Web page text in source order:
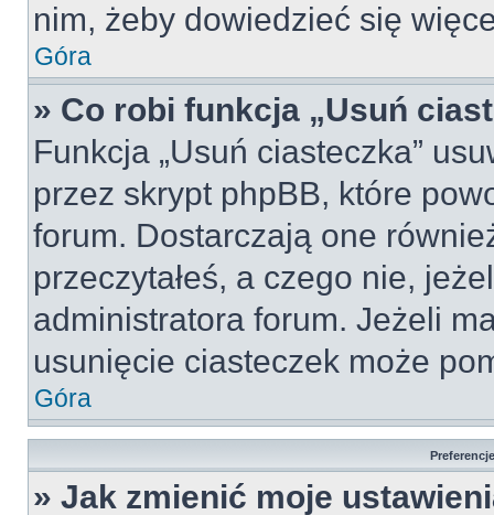
nim, żeby dowiedzieć się
Góra
» Co robi funkcja „Usuń
Funkcja „Usuń ciasteczka”
przez skrypt phpBB, które
forum. Dostarczają one
przeczytałeś, a czego nie,
administratora forum. Jeżeli
usunięcie ciasteczek może
Góra
» Jak zmienić moje